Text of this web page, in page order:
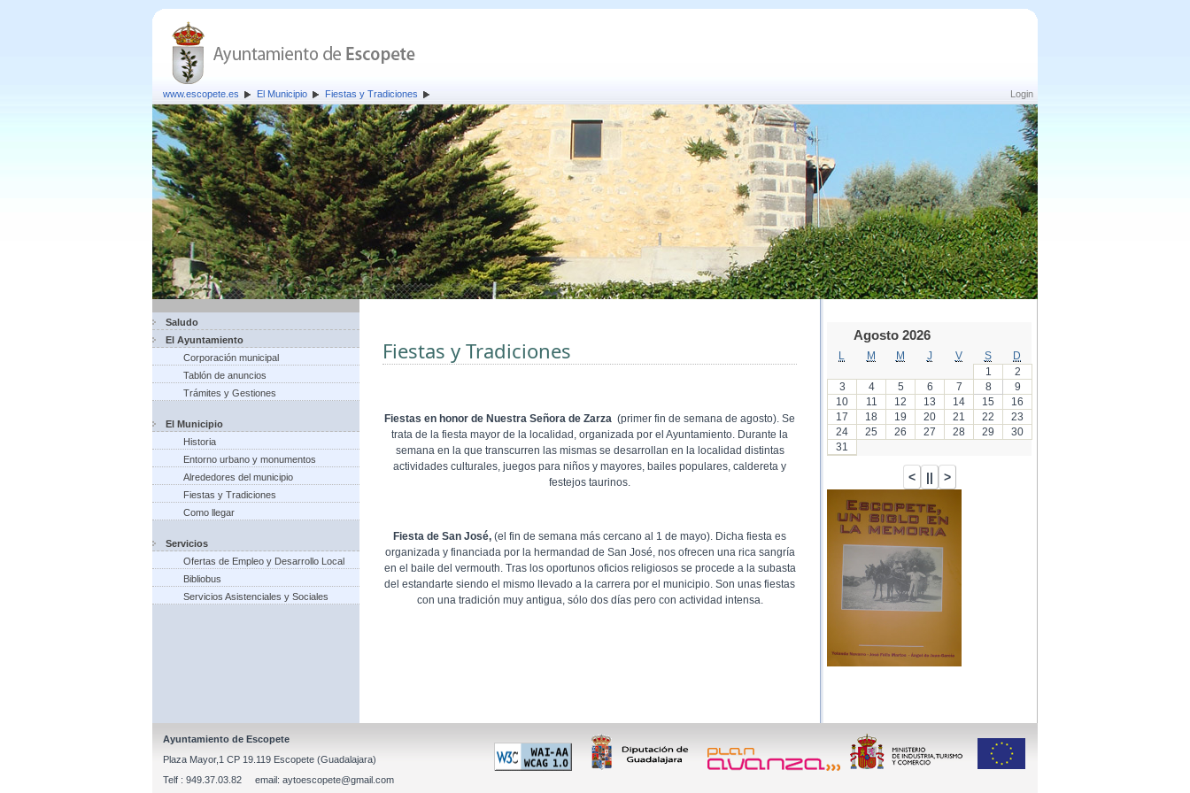
Login
www.escopete.es El Municipio Fiestas y Tradiciones
Saludo
El Ayuntamiento
Corporación municipal
Tablón de anuncios
Trámites y Gestiones
El Municipio
Historia
Entorno urbano y monumentos
Alrededores del municipio
Fiestas y Tradiciones
Como llegar
Servicios
Ofertas de Empleo y Desarrollo Local
Bibliobus
Servicios Asistenciales y Sociales
Fiestas y Tradiciones
Fiestas en honor de Nuestra Señora de Zarza (primer fin de semana de agosto). Se
trata de la fiesta mayor de la localidad, organizada por el Ayuntamiento. Durante la
semana en la que transcurren las mismas se desarrollan en la localidad distintas
actividades culturales, juegos para niños y mayores, bailes populares, caldereta y
festejos taurinos.
Fiesta de San José, (el fin de semana más cercano al 1 de mayo). Dicha fiesta es
organizada y financiada por la hermandad de San José, nos ofrecen una rica sangría
en el baile del vermouth. Tras los oportunos oficios religiosos se procede a la subasta
del estandarte siendo el mismo llevado a la carrera por el municipio. Son unas fiestas
con una tradición muy antigua, sólo dos días pero con actividad intensa.
Agosto 2026
M M J V S
D
1
2
3
4 5 6 7 8
9
10
11 12 13 14 15
16
17
18 19 20 21 22
23
24
25 26 27 28 29
30
31
Ayuntamiento de Escopete
Plaza Mayor,1 CP 19.119 Escopete (Guadalajara)
Telf : 949.37.03.82 email: aytoescopete@gmail.com